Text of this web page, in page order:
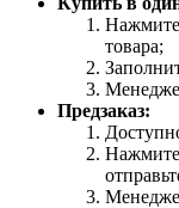
Нажмите
товара;
Предзаказ:
Нажмите